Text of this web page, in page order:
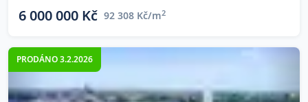
6 000 000 Kč 92 308 Kč/m2
PRODÁNO 3.2.2026